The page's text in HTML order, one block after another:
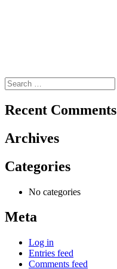
Recent Comments
Archives
Categories
No categories
Meta
Log in
Entries feed
Comments feed